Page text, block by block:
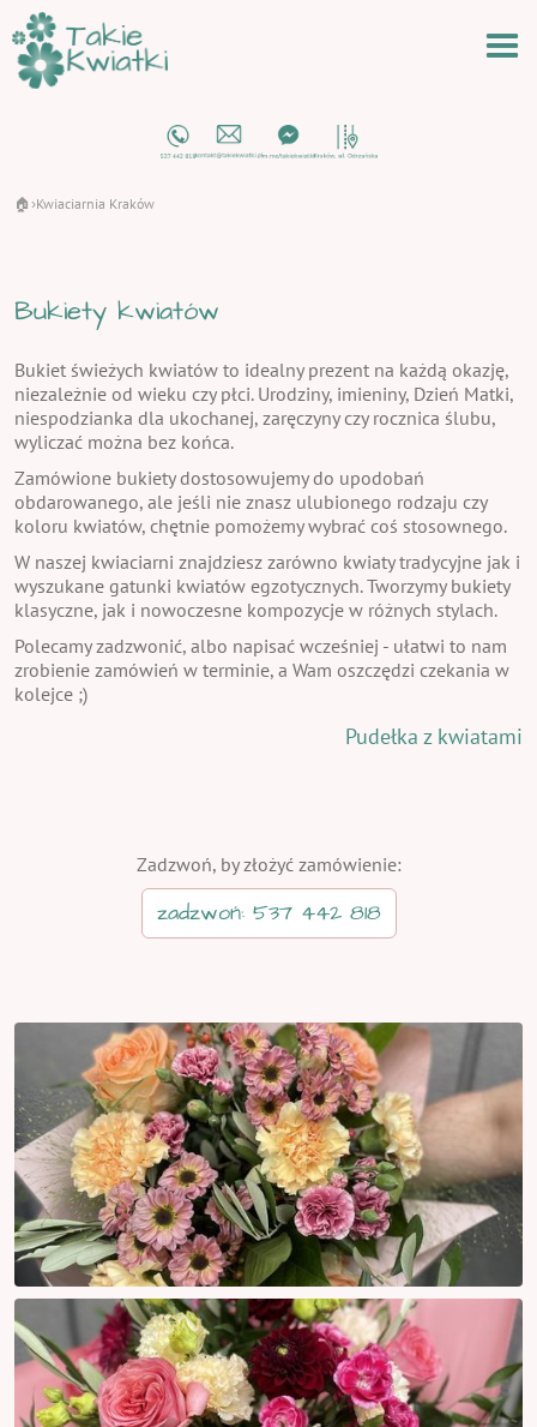
🏠 ›Kwiaciarnia Kraków
Bukiety kwiatów
Bukiet świeżych kwiatów to idealny prezent na każdą okazję,
niezależnie od wieku czy płci. Urodziny, imieniny, Dzień Matki,
niespodzianka dla ukochanej, zaręczyny czy rocznica ślubu,
wyliczać można bez końca.
Zamówione bukiety dostosowujemy do upodobań
obdarowanego, ale jeśli nie znasz ulubionego rodzaju czy
koloru kwiatów, chętnie pomożemy wybrać coś stosownego.
W naszej kwiaciarni znajdziesz zarówno kwiaty tradycyjne jak i
wyszukane gatunki kwiatów egzotycznych. Tworzymy bukiety
klasyczne, jak i nowoczesne kompozycje w różnych stylach.
Polecamy zadzwonić, albo napisać wcześniej - ułatwi to nam
zrobienie zamówień w terminie, a Wam oszczędzi czekania w
kolejce ;)
Pudełka z kwiatami
Zadzwoń, by złożyć zamówienie:
zadzwoń: 537 442 818